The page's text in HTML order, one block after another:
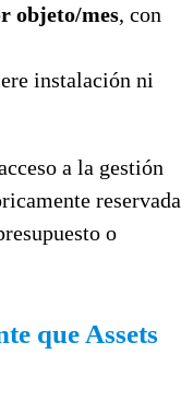
objeto/mes, con
instalación ni
a la gestión
reservada
o
que Assets